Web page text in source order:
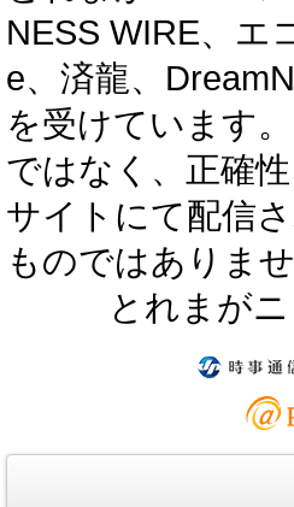
NESS WIRE、エ
e、済龍、
を受けています
ではなく、正確
サイトにて配信
ものではありませ
とれまが